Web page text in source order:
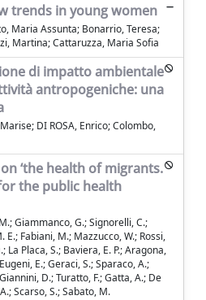
trends in young women
Maria Assunta; Bonarrio, Teresa;
Martina; Cattaruzza, Maria Sofia
di impatto ambientale
antropogeniche: una
DI ROSA, Enrico; Colombo,
‘the health of migrants.
the public health
Giammanco, G.; Signorelli, C.;
E.; Fabiani, M.; Mazzucco, W.; Rossi,
La Placa, S.; Baviera, E. P.; Aragona,
E.; Geraci, S.; Sparaco, A.;
D.; Turatto, F.; Gatta, A.; De
Scarso, S.; Sabato, M.